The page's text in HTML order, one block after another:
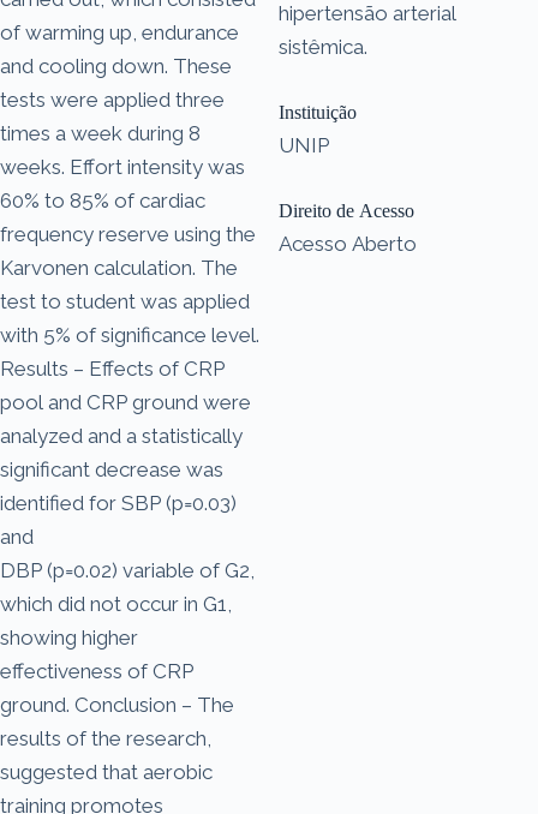
of warming up, endurance
and cooling down. These
tests were applied three
times a week during 8
weeks. Effort intensity was
60% to 85% of cardiac
frequency reserve using the
Karvonen calculation. The
test to student was applied
with 5% of significance level.
Results – Effects of CRP
pool and CRP ground were
analyzed and a statistically
significant decrease was
identified for SBP (p=0.03)
and
DBP (p=0.02) variable of G2,
which did not occur in G1,
showing higher
effectiveness of CRP
ground. Conclusion – The
results of the research,
suggested that aerobic
training promotes
hipertensão arterial
sistêmica.
Instituição
UNIP
Direito de Acesso
Acesso Aberto